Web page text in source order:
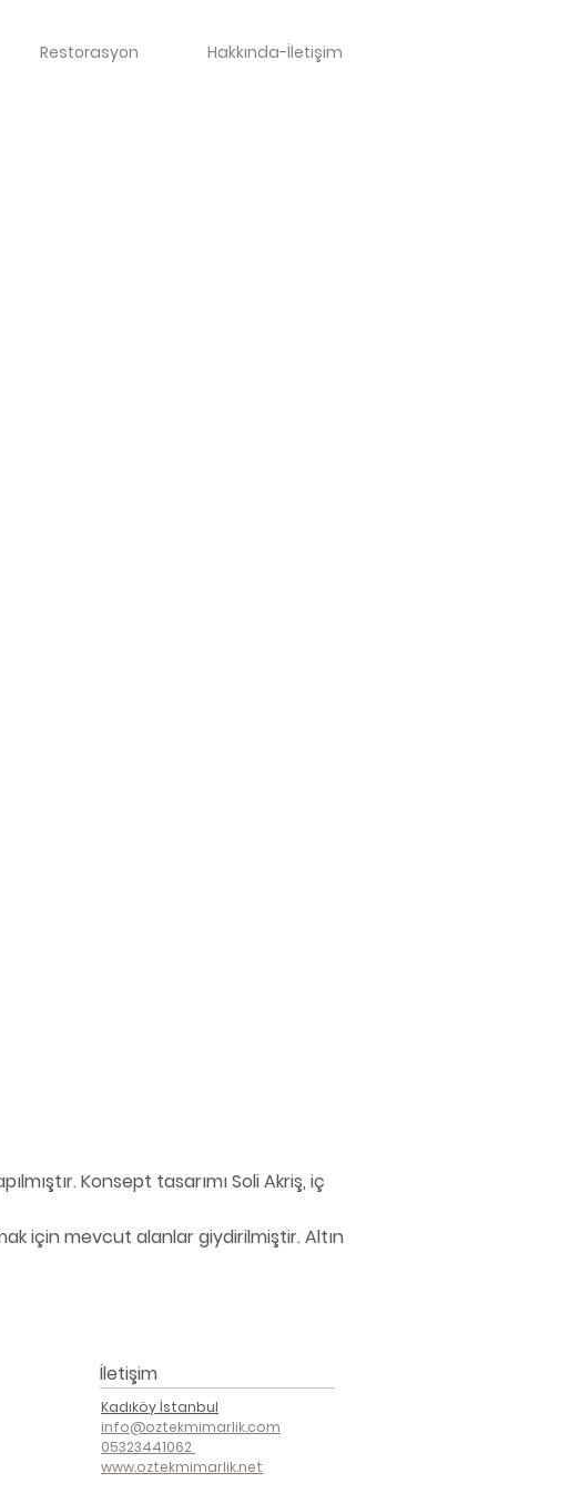
Restorasyon Hakkında-İletişim
Konsept tasarımı Soli Akriş, iç
için mevcut alanlar giydirilmiştir. Altın
İletişim
Kadıköy İstanbul
info@oztekmimarlik.com
05323441062
www.oztekmimarlik.net